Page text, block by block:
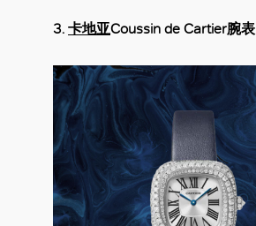
3. 卡地亚Coussin de Cartier腕表